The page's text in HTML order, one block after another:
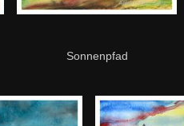
Sonnenpfad